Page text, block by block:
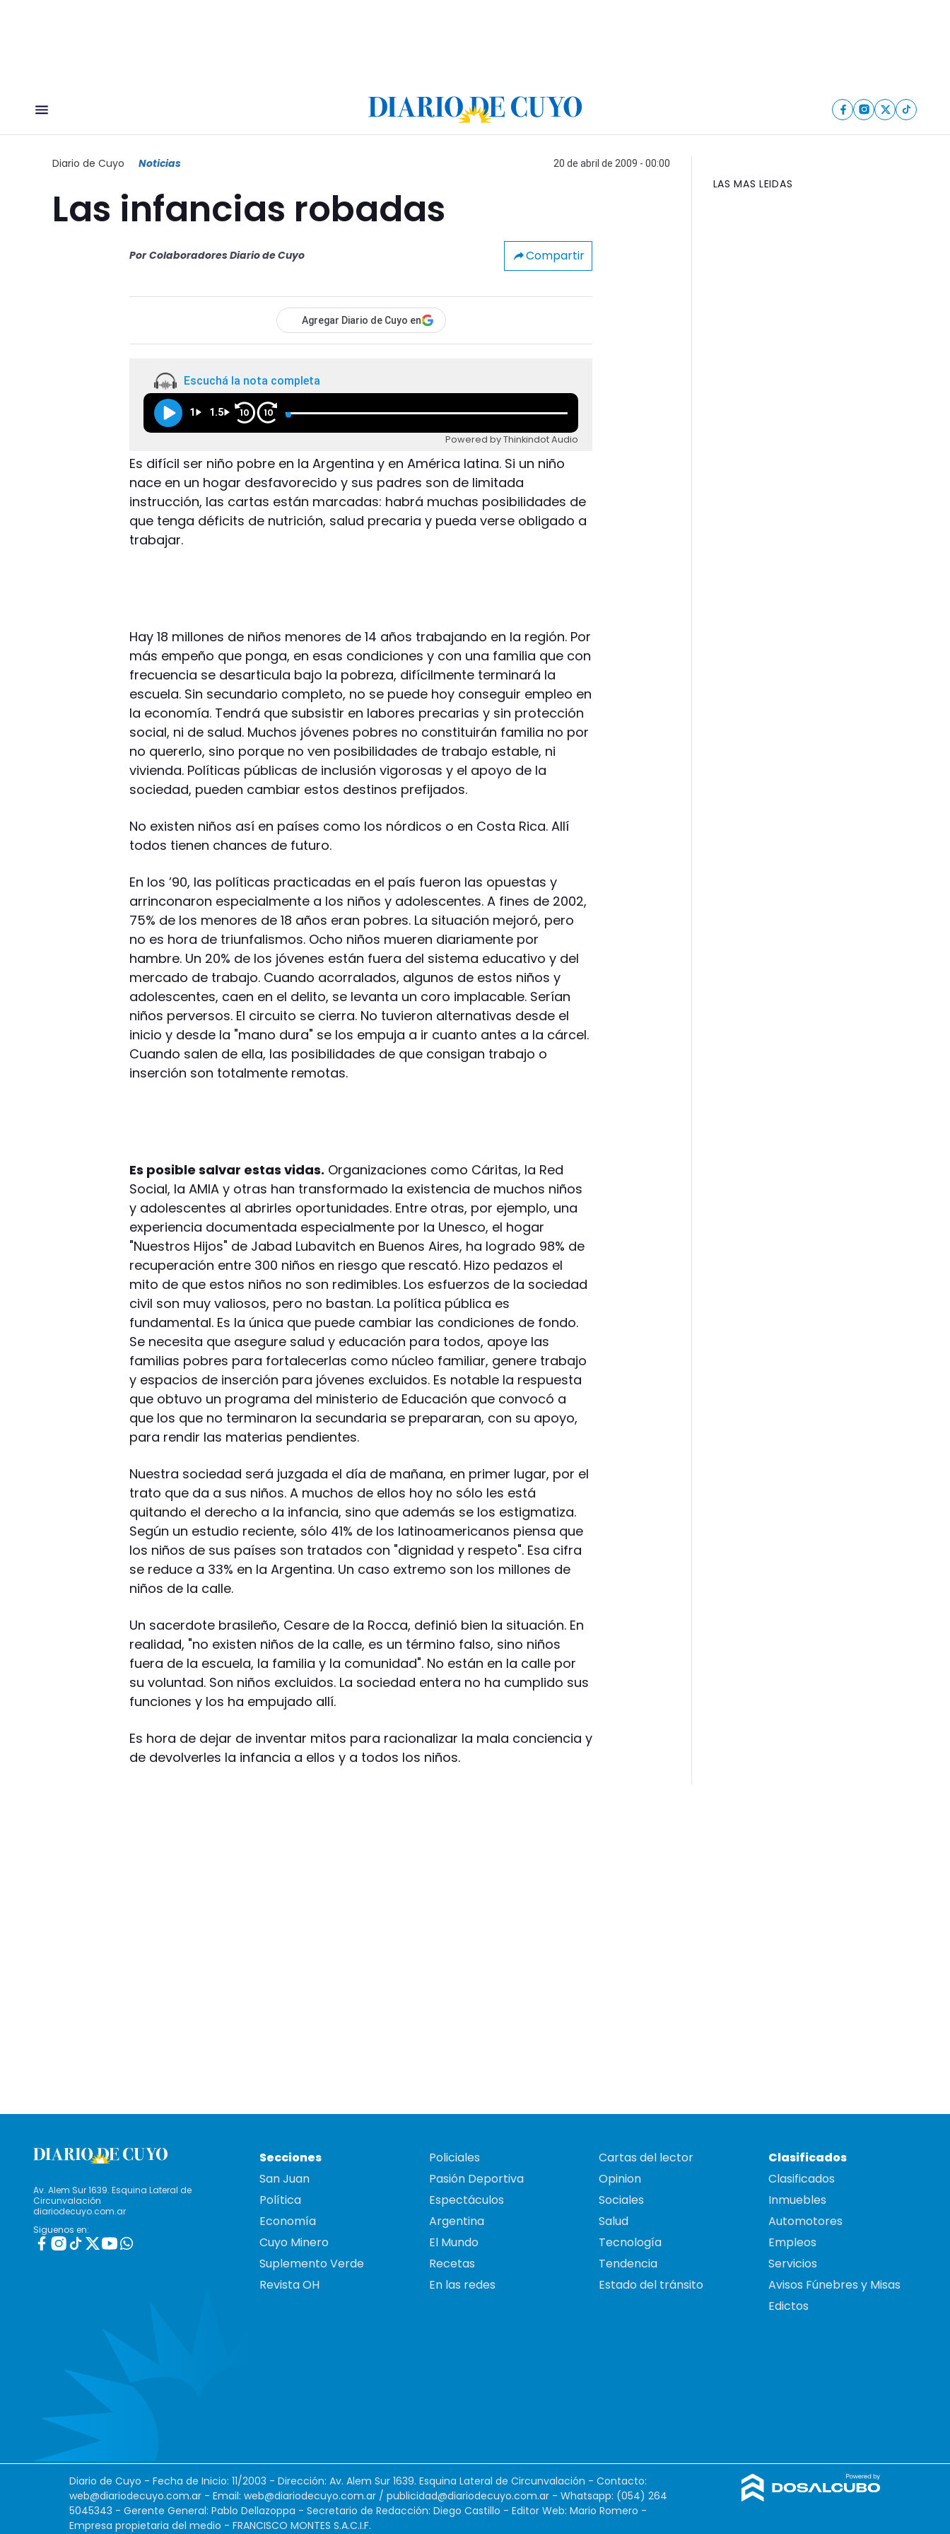
Diario de Cuyo Noticias 20 de abril de 2009 - 00:00
Las infancias robadas
Por Colaboradores Diario de Cuyo Compartir
Agregar Diario de Cuyo en
Escuchá la nota completa
1 1.5 10 10
Powered by Thinkindot Audio
Es difícil ser niño pobre en la Argentina y en América latina. Si un niño
nace en un hogar desfavorecido y sus padres son de limitada
instrucción, las cartas están marcadas: habrá muchas posibilidades de
que tenga déficits de nutrición, salud precaria y pueda verse obligado a
trabajar.
Hay 18 millones de niños menores de 14 años trabajando en la región. Por
más empeño que ponga, en esas condiciones y con una familia que con
frecuencia se desarticula bajo la pobreza, difícilmente terminará la
escuela. Sin secundario completo, no se puede hoy conseguir empleo en
la economía. Tendrá que subsistir en labores precarias y sin protección
social, ni de salud. Muchos jóvenes pobres no constituirán familia no por
no quererlo, sino porque no ven posibilidades de trabajo estable, ni
vivienda. Políticas públicas de inclusión vigorosas y el apoyo de la
sociedad, pueden cambiar estos destinos prefijados.
No existen niños así en países como los nórdicos o en Costa Rica. Allí
todos tienen chances de futuro.
En los ’90, las políticas practicadas en el país fueron las opuestas y
arrinconaron especialmente a los niños y adolescentes. A fines de 2002,
75% de los menores de 18 años eran pobres. La situación mejoró, pero
no es hora de triunfalismos. Ocho niños mueren diariamente por
hambre. Un 20% de los jóvenes están fuera del sistema educativo y del
mercado de trabajo. Cuando acorralados, algunos de estos niños y
adolescentes, caen en el delito, se levanta un coro implacable. Serían
niños perversos. El circuito se cierra. No tuvieron alternativas desde el
inicio y desde la "mano dura" se los empuja a ir cuanto antes a la cárcel.
Cuando salen de ella, las posibilidades de que consigan trabajo o
inserción son totalmente remotas.
Es posible salvar estas vidas. Organizaciones como Cáritas, la Red
Social, la AMIA y otras han transformado la existencia de muchos niños
y adolescentes al abrirles oportunidades. Entre otras, por ejemplo, una
experiencia documentada especialmente por la Unesco, el hogar
"Nuestros Hijos" de Jabad Lubavitch en Buenos Aires, ha logrado 98% de
recuperación entre 300 niños en riesgo que rescató. Hizo pedazos el
mito de que estos niños no son redimibles. Los esfuerzos de la sociedad
civil son muy valiosos, pero no bastan. La política pública es
fundamental. Es la única que puede cambiar las condiciones de fondo.
Se necesita que asegure salud y educación para todos, apoye las
familias pobres para fortalecerlas como núcleo familiar, genere trabajo
y espacios de inserción para jóvenes excluidos. Es notable la respuesta
que obtuvo un programa del ministerio de Educación que convocó a
que los que no terminaron la secundaria se prepararan, con su apoyo,
para rendir las materias pendientes.
Nuestra sociedad será juzgada el día de mañana, en primer lugar, por el
trato que da a sus niños. A muchos de ellos hoy no sólo les está
quitando el derecho a la infancia, sino que además se los estigmatiza.
Según un estudio reciente, sólo 41% de los latinoamericanos piensa que
los niños de sus países son tratados con "dignidad y respeto". Esa cifra
se reduce a 33% en la Argentina. Un caso extremo son los millones de
niños de la calle.
Un sacerdote brasileño, Cesare de la Rocca, definió bien la situación. En
realidad, "no existen niños de la calle, es un término falso, sino niños
fuera de la escuela, la familia y la comunidad". No están en la calle por
su voluntad. Son niños excluidos. La sociedad entera no ha cumplido sus
funciones y los ha empujado allí.
Es hora de dejar de inventar mitos para racionalizar la mala conciencia y
de devolverles la infancia a ellos y a todos los niños.
LAS MAS LEIDAS
Av. Alem Sur 1639. Esquina Lateral de
Circunvalación
diariodecuyo.com.ar
Siguenos en:
Secciones
San Juan
Política
Economía
Cuyo Minero
Suplemento Verde
Revista OH
Policiales
Pasión Deportiva
Espectáculos
Argentina
El Mundo
Recetas
En las redes
Cartas del lector
Opinion
Sociales
Salud
Tecnología
Tendencia
Estado del tránsito
Clasificados
Clasificados
Inmuebles
Automotores
Empleos
Servicios
Avisos Fúnebres y Misas
Edictos
Diario de Cuyo - Fecha de Inicio: 11/2003 - Dirección: Av. Alem Sur 1639. Esquina Lateral de Circunvalación - Contacto:
web@diariodecuyo.com.ar - Email: web@diariodecuyo.com.ar / publicidad@diariodecuyo.com.ar - Whatsapp: (054) 264
5045343 - Gerente General: Pablo Dellazoppa - Secretario de Redacción: Diego Castillo - Editor Web: Mario Romero -
Empresa propietaria del medio - FRANCISCO MONTES S.A.C.I.F.